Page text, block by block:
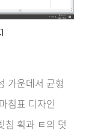
가운데서 균형
침표 디자인
침 획과 ㅌ의 덧